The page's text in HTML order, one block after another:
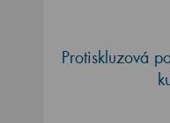
Protiskluzová